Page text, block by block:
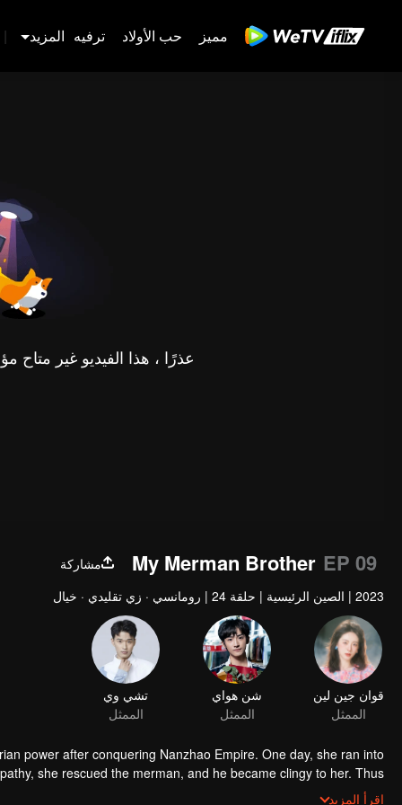
مميز حب الأولاد ترفيه المزيد |
عذرًا ، هذا الفيديو غير
My Merman Brother EP 09
مشاركة
2023
| الصين الرئيسية | حلقة 24 | رومانسي · زي تقليدي · خيال
قوان جين لين
الممثل
شن هواي
الممثل
تشي وي
الممثل
power after conquering Nanzhao Empire. One day, she ran into
she rescued the merman, and he became clingy to her. Thus
behind the murder of the former State Preceptor and rooted
اقرأ المزيد